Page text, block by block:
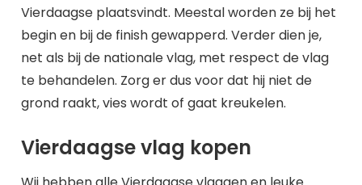
Vierdaagse plaatsvindt. Meestal worden ze bij het
begin en bij de finish gewapperd. Verder dien je,
net als bij de nationale vlag, met respect de vlag
te behandelen. Zorg er dus voor dat hij niet de
grond raakt, vies wordt of gaat kreukelen.
Vierdaagse vlag kopen